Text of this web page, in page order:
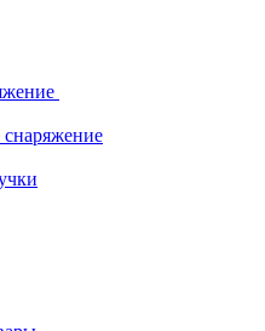
снаряжение